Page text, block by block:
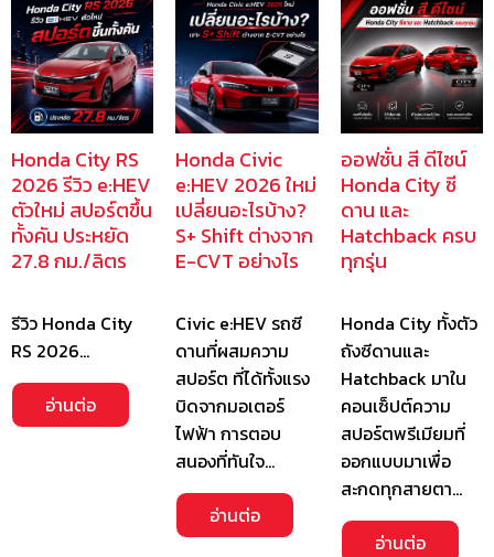
Honda City RS
2026 รีวิว e:HEV
ตัวใหม่ สปอร์ตขึ้น
ทั้งคัน ประหยัด
27.8 กม./ลิตร
รีวิว Honda City
RS 2026…
อ่านต่อ
Honda Civic
e:HEV 2026 ใหม่
เปลี่ยนอะไรบ้าง?
S+ Shift ต่างจาก
E-CVT อย่างไร
Civic e:HEV รถซี
ดานที่ผสมความ
สปอร์ต ที่ได้ทั้งแรง
บิดจากมอเตอร์
ไฟฟ้า การตอบ
สนองที่ทันใจ…
อ่านต่อ
ออฟชั่น สี ดีไซน์
Honda City ซี
ดาน และ
Hatchback ครบ
ทุกรุ่น
Honda City ทั้งตัว
ถังซีดานและ
Hatchback มาใน
คอนเซ็ปต์ความ
สปอร์ตพรีเมียมที่
ออกแบบมาเพื่อ
สะกดทุกสายตา…
อ่านต่อ